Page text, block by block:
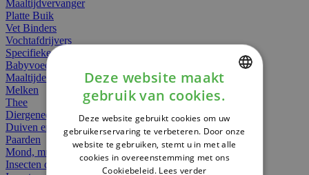
Maaltijdvervanger
Platte Buik
Vet Binders
Vochtafdrijvers
Specifieke Voeding
Babyvoeding
Maaltijden
Melken
Thee
Diergeneesmiddelen
Duiven en vogels
Paarden
Mond, muil of snavel
Insecten dieren
DUTCH
FRENCH
ENGLISH
Deze website maakt
gebruik van cookies.
Deze website gebruikt cookies om uw
gebruikerservaring te verbeteren. Door onze
website te gebruiken, stemt u in met alle
cookies in overeenstemming met ons
Cookiebeleid. Lees verder